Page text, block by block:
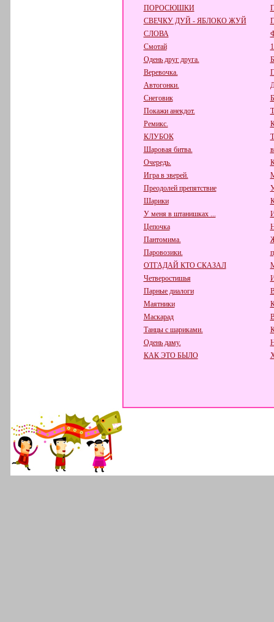
ПОРОСЮШКИ
СВЕЧКУ ДУЙ - ЯБЛОКО ЖУЙ
СЛОВА
Смотай
Одень друг друга.
Веревочка.
Автогонки.
Снеговик
Покажи анекдот.
Ремикс.
КЛУБОК
Шаровая битва.
Очередь.
Игра в зверей.
Преодолей препятствие
Шарики
У меня в штанишках ...
Цепочка
Пантомима.
Паровозики.
ОТГАДАЙ КТО СКАЗАЛ
Четверостишья
Парные диалоги
Маятники
Маскарад
Танцы с шариками.
Одень даму.
КАК ЭТО БЫЛО